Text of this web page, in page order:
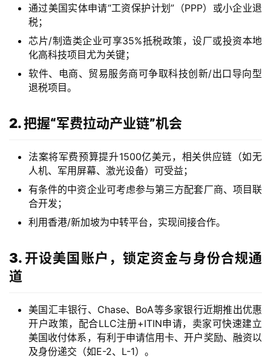
金
区
生
合
伙
栏
通过美国实体申请“工资保护计划”（PPP）或小企业退
税；
芯片/制造类企业可享35%抵税政策，设厂或投资本地
化高科技项目尤为关键；
软件、电商、贸易服务商可争取科技创新/出口导向型
退税项目。
2. 把握“军费拉动产业链”机会
法案将军费预算提升1500亿美元，相关供应链（如无
人机、军用屏幕、激光设备）可受益；
有条件的中资企业可考虑参与第三方配套厂商、项目联
合开发；
利用香港/新加坡为中转平台，实现间接合作。
3. 开设美国账户，锁定资金与身份合规通
道
美国汇丰银行、Chase、BoA等多家银行近期推出优惠
开户政策，配合LLC注册+ITIN申请，卖家可快速建立
美国收付体系，有利于申请信用卡、开户奖励、融资以
及身份递交（如E-2、L-1）。